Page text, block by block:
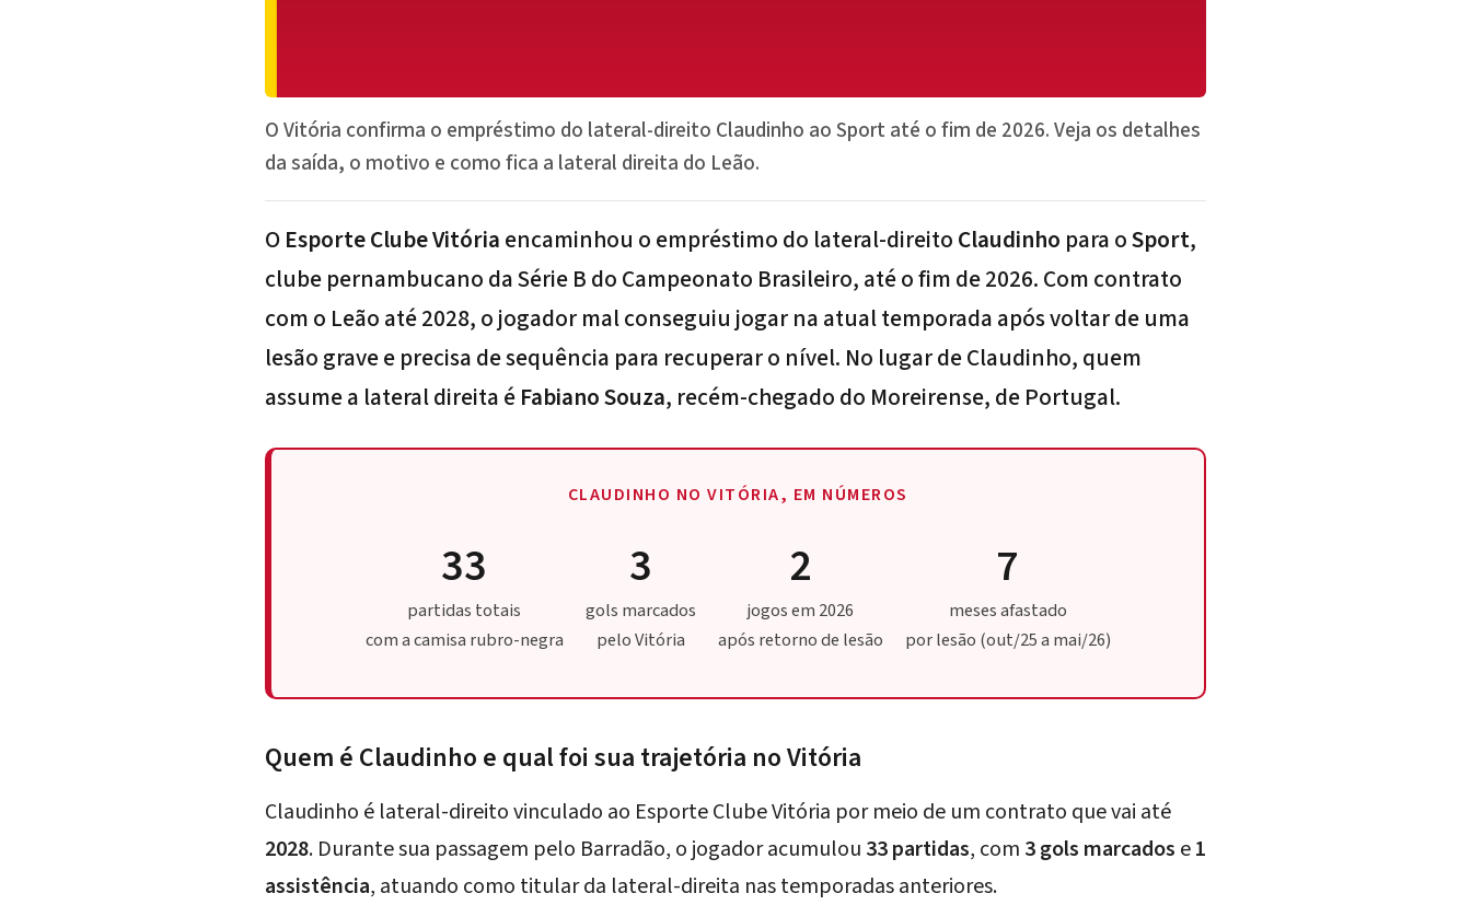
O Vitória confirma o empréstimo do lateral-direito Claudinho ao Sport até o fim de 2026. Veja os detalhes
da saída, o motivo e como fica a lateral direita do Leão.
OEsporte Clube Vitóriaencaminhou o empréstimo do lateral-direitoClaudinho para oSport,
clube pernambucano da Série B do Campeonato Brasileiro, até o fim de 2026. Com contrato
com o Leão até 2028, o jogador mal conseguiu jogar na atual temporada após voltar de uma
lesão grave e precisa de sequência para recuperar o nível. No lugar de Claudinho, quem
assume a lateral direita éFabiano Souza, recém-chegado do Moreirense, de Portugal.
CLAUDINHO NO VITÓRIA, EM NÚMEROS
33
partidas totais
com a camisa rubro-negra
3
gols marcados
pelo Vitória
2
jogos em 2026
após retorno de lesão
7
meses afastado
por lesão (out/25 a mai/26)
Quem é Claudinho e qual foi sua trajetória no Vitória
Claudinho é lateral-direito vinculado ao Esporte Clube Vitória por meio de um contrato que vai até
2028. Durante sua passagem pelo Barradão, o jogador acumulou 33 partidas, com 3 gols marcados e1
assistência, atuando como titular da lateral-direita nas temporadas anteriores.